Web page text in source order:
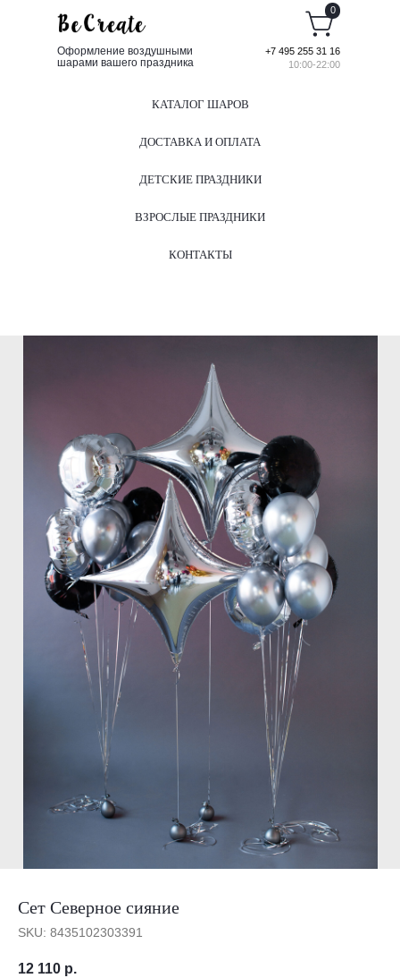
Оформление воздушными
шарами вашего праздника
+7 495 255 31 16
10:00-22:00
0
КАТАЛОГ ШАРОВ
ДОСТАВКА И ОПЛАТА
ДЕТСКИЕ ПРАЗДНИКИ
ВЗРОСЛЫЕ ПРАЗДНИКИ
КОНТАКТЫ
Сет Северное сияние
SKU: 8435102303391
12 110 р.